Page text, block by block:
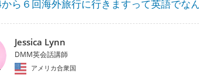
ら６回海外旅行に行きますって英語でな
Jessica Lynn
DMM英会話講師
アメリカ合衆国